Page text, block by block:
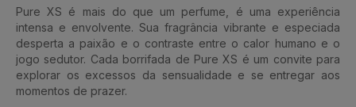
Pure XS é mais do que um perfume, é uma experiência
intensa e envolvente. Sua fragrância vibrante e especiada
desperta a paixão e o contraste entre o calor humano e o
jogo sedutor. Cada borrifada de Pure XS é um convite para
explorar os excessos da sensualidade e se entregar aos
momentos de prazer.